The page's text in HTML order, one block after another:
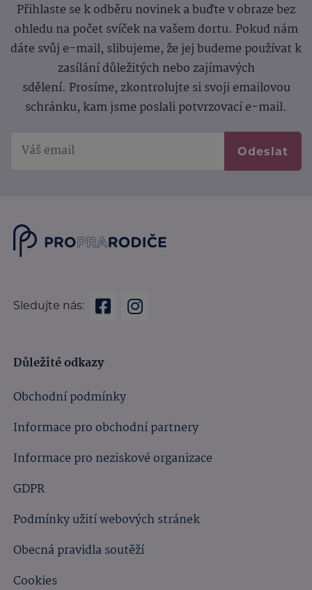
Přihlaste se k odběru novinek a buďte v obraze bez
ohledu na počet svíček na vašem dortu. Pokud nám
dáte svůj e-mail, slibujeme, že jej budeme používat k
zasílání důležitých nebo zajímavých
sdělení. Prosíme, zkontrolujte si svoji emailovou
schránku, kam jsme poslali potvrzovací e-mail.
Odeslat
Sledujte nás:
Důležité odkazy
Obchodní podmínky
Informace pro obchodní partnery
Informace pro neziskové organizace
GDPR
Podmínky užití webových stránek
Obecná pravidla soutěží
Cookies